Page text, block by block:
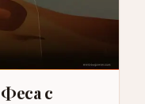
с